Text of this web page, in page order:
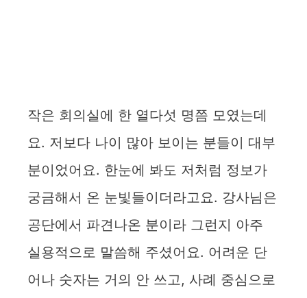
작은 회의실에 한 열다섯 명쯤 모였는데
요. 저보다 나이 많아 보이는 분들이 대부
분이었어요. 한눈에 봐도 저처럼 정보가
궁금해서 온 눈빛들이더라고요. 강사님은
공단에서 파견나온 분이라 그런지 아주
실용적으로 말씀해 주셨어요. 어려운 단
어나 숫자는 거의 안 쓰고, 사례 중심으로